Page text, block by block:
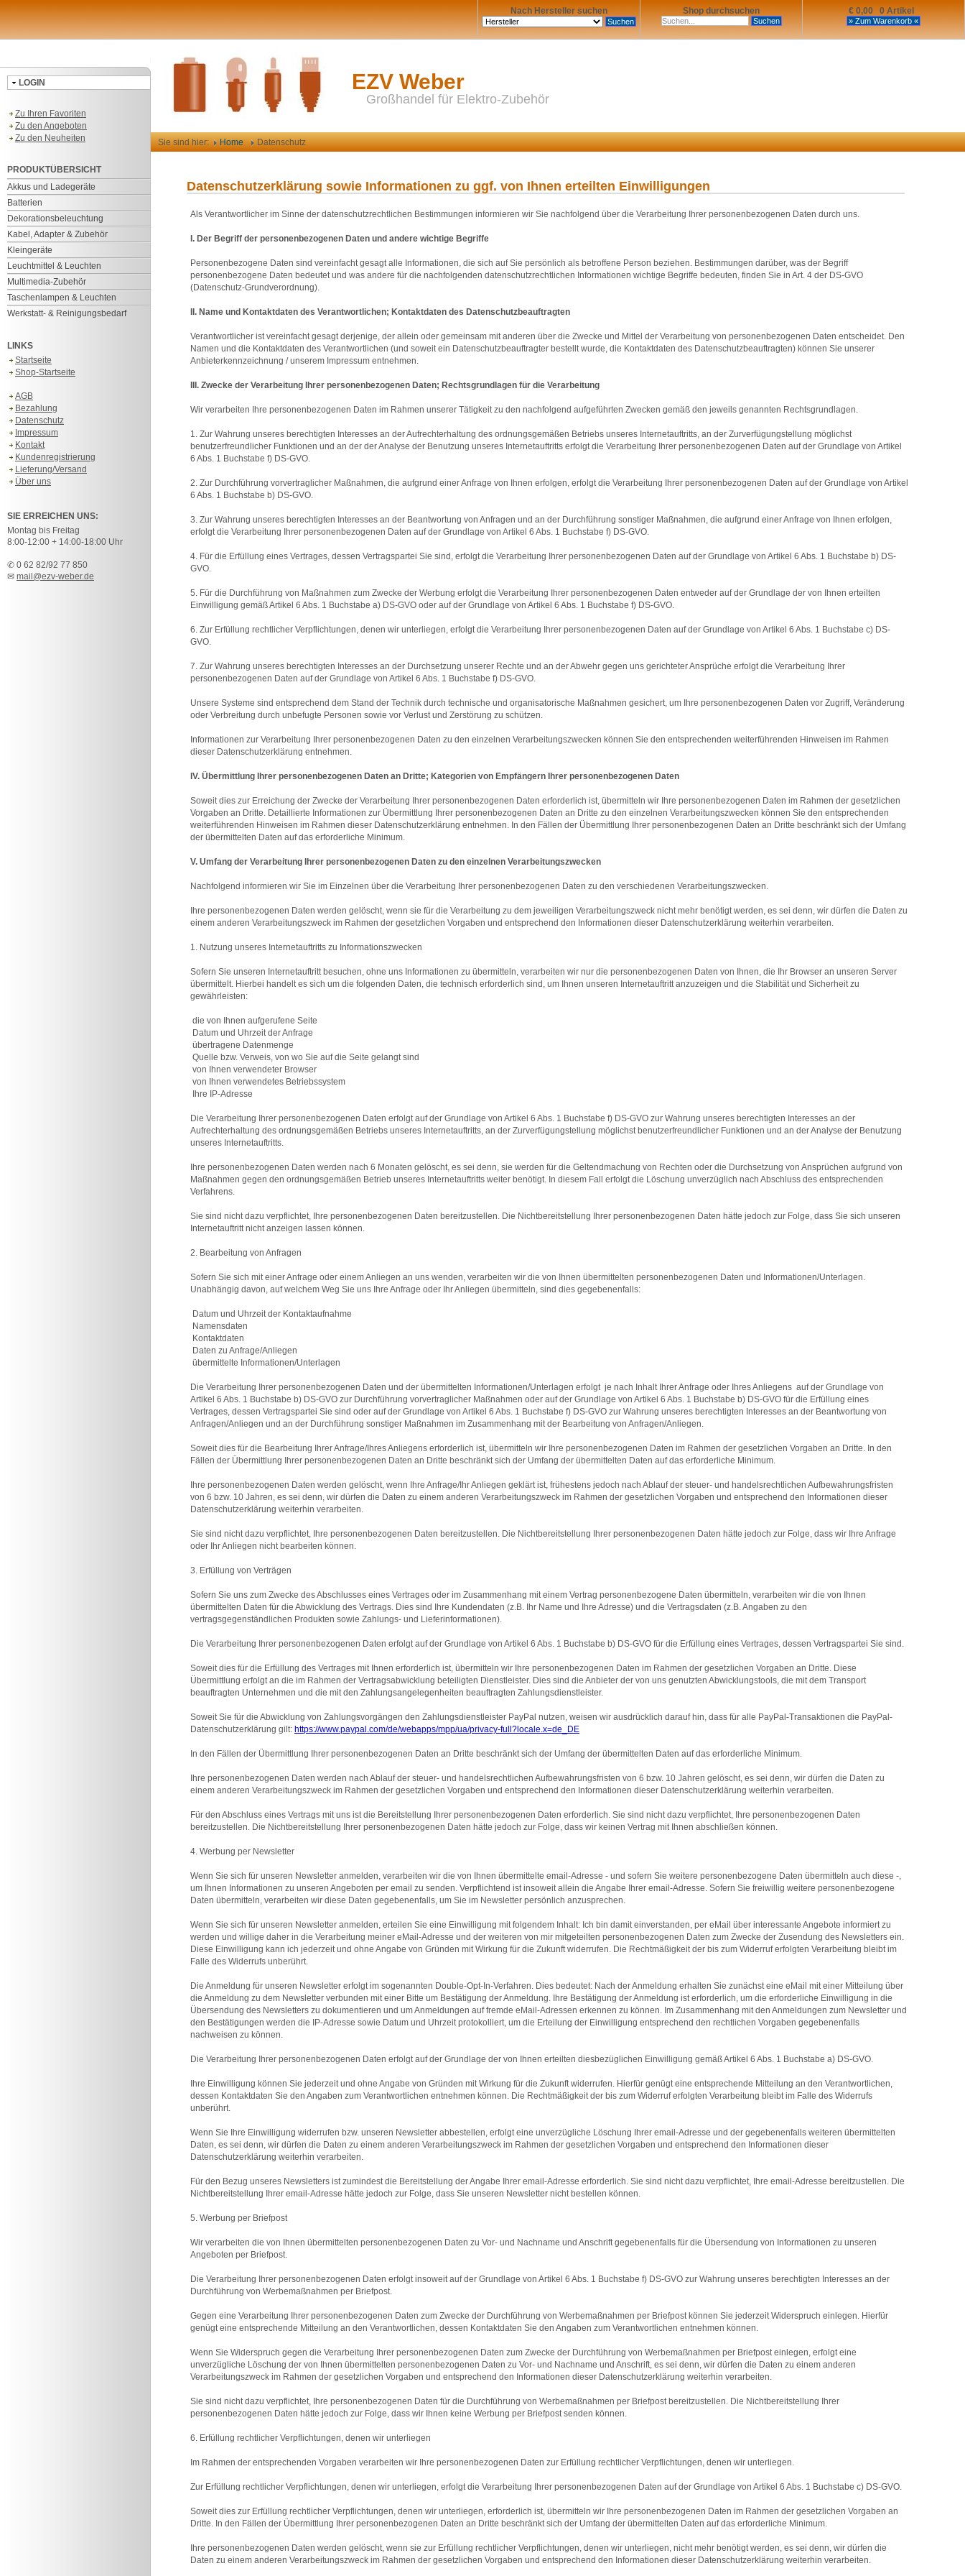
€ 0,00 0 Artikel
Shop durchsuchen
Nach Hersteller suchen
LOGIN
Zu Ihren Favoriten
Zu den Angeboten
Zu den Neuheiten
PRODUKTÜBERSICHT
Akkus und Ladegeräte
Batterien
Dekorationsbeleuchtung
Kabel, Adapter & Zubehör
Kleingeräte
Leuchtmittel & Leuchten
Multimedia-Zubehör
Taschenlampen & Leuchten
Werkstatt- & Reinigungsbedarf
LINKS
Startseite
Shop-Startseite
AGB
Bezahlung
Datenschutz
Impressum
Kontakt
Kundenregistrierung
Lieferung/Versand
Über uns
SIE ERREICHEN UNS:
Montag bis Freitag
8:00-12:00 + 14:00-18:00 Uhr
✆ 0 62 82/92 77 850
✉ mail@ezv-weber.de
EZV Weber
Großhandel für Elektro-Zubehör
Sie sind hier: Home Datenschutz
Datenschutzerklärung sowie Informationen zu ggf. von Ihnen erteilten Einwilligungen
Als Verantwortlicher im Sinne der datenschutzrechtlichen Bestimmungen informieren wir Sie nachfolgend über die Verarbeitung Ihrer personenbezogenen Daten durch uns.
I. Der Begriff der personenbezogenen Daten und andere wichtige Begriffe
Personenbezogene Daten sind vereinfacht gesagt alle Informationen, die sich auf Sie persönlich als betroffene Person beziehen. Bestimmungen darüber, was der Begriff
personenbezogene Daten bedeutet und was andere für die nachfolgenden datenschutzrechtlichen Informationen wichtige Begriffe bedeuten, finden Sie in Art. 4 der DS-GVO
(Datenschutz-Grundverordnung).
II. Name und Kontaktdaten des Verantwortlichen; Kontaktdaten des Datenschutzbeauftragten
Verantwortlicher ist vereinfacht gesagt derjenige, der allein oder gemeinsam mit anderen über die Zwecke und Mittel der Verarbeitung von personenbezogenen Daten entscheidet. Den
Namen und die Kontaktdaten des Verantwortlichen (und soweit ein Datenschutzbeauftragter bestellt wurde, die Kontaktdaten des Datenschutzbeauftragten) können Sie unserer
Anbieterkennzeichnung / unserem Impressum entnehmen.
III. Zwecke der Verarbeitung Ihrer personenbezogenen Daten; Rechtsgrundlagen für die Verarbeitung
Wir verarbeiten Ihre personenbezogenen Daten im Rahmen unserer Tätigkeit zu den nachfolgend aufgeführten Zwecken gemäß den jeweils genannten Rechtsgrundlagen.
1. Zur Wahrung unseres berechtigten Interesses an der Aufrechterhaltung des ordnungsgemäßen Betriebs unseres Internetauftritts, an der Zurverfügungstellung möglichst
benutzerfreundlicher Funktionen und an der der Analyse der Benutzung unseres Internetauftritts erfolgt die Verarbeitung Ihrer personenbezogenen Daten auf der Grundlage von Artikel
6 Abs. 1 Buchstabe f) DS-GVO.
2. Zur Durchführung vorvertraglicher Maßnahmen, die aufgrund einer Anfrage von Ihnen erfolgen, erfolgt die Verarbeitung Ihrer personenbezogenen Daten auf der Grundlage von Artikel
6 Abs. 1 Buchstabe b) DS-GVO.
3. Zur Wahrung unseres berechtigten Interesses an der Beantwortung von Anfragen und an der Durchführung sonstiger Maßnahmen, die aufgrund einer Anfrage von Ihnen erfolgen,
erfolgt die Verarbeitung Ihrer personenbezogenen Daten auf der Grundlage von Artikel 6 Abs. 1 Buchstabe f) DS-GVO.
4. Für die Erfüllung eines Vertrages, dessen Vertragspartei Sie sind, erfolgt die Verarbeitung Ihrer personenbezogenen Daten auf der Grundlage von Artikel 6 Abs. 1 Buchstabe b) DS-
GVO.
5. Für die Durchführung von Maßnahmen zum Zwecke der Werbung erfolgt die Verarbeitung Ihrer personenbezogenen Daten entweder auf der Grundlage der von Ihnen erteilten
Einwilligung gemäß Artikel 6 Abs. 1 Buchstabe a) DS-GVO oder auf der Grundlage von Artikel 6 Abs. 1 Buchstabe f) DS-GVO.
6. Zur Erfüllung rechtlicher Verpflichtungen, denen wir unterliegen, erfolgt die Verarbeitung Ihrer personenbezogenen Daten auf der Grundlage von Artikel 6 Abs. 1 Buchstabe c) DS-
GVO.
7. Zur Wahrung unseres berechtigten Interesses an der Durchsetzung unserer Rechte und an der Abwehr gegen uns gerichteter Ansprüche erfolgt die Verarbeitung Ihrer
personenbezogenen Daten auf der Grundlage von Artikel 6 Abs. 1 Buchstabe f) DS-GVO.
Unsere Systeme sind entsprechend dem Stand der Technik durch technische und organisatorische Maßnahmen gesichert, um Ihre personenbezogenen Daten vor Zugriff, Veränderung
oder Verbreitung durch unbefugte Personen sowie vor Verlust und Zerstörung zu schützen.
Informationen zur Verarbeitung Ihrer personenbezogenen Daten zu den einzelnen Verarbeitungszwecken können Sie den entsprechenden weiterführenden Hinweisen im Rahmen
dieser Datenschutzerklärung entnehmen.
IV. Übermittlung Ihrer personenbezogenen Daten an Dritte; Kategorien von Empfängern Ihrer personenbezogenen Daten
Soweit dies zur Erreichung der Zwecke der Verarbeitung Ihrer personenbezogenen Daten erforderlich ist, übermitteln wir Ihre personenbezogenen Daten im Rahmen der gesetzlichen
Vorgaben an Dritte. Detaillierte Informationen zur Übermittlung Ihrer personenbezogenen Daten an Dritte zu den einzelnen Verarbeitungszwecken können Sie den entsprechenden
weiterführenden Hinweisen im Rahmen dieser Datenschutzerklärung entnehmen. In den Fällen der Übermittlung Ihrer personenbezogenen Daten an Dritte beschränkt sich der Umfang
der übermittelten Daten auf das erforderliche Minimum.
V. Umfang der Verarbeitung Ihrer personenbezogenen Daten zu den einzelnen Verarbeitungszwecken
Nachfolgend informieren wir Sie im Einzelnen über die Verarbeitung Ihrer personenbezogenen Daten zu den verschiedenen Verarbeitungszwecken.
Ihre personenbezogenen Daten werden gelöscht, wenn sie für die Verarbeitung zu dem jeweiligen Verarbeitungszweck nicht mehr benötigt werden, es sei denn, wir dürfen die Daten zu
einem anderen Verarbeitungszweck im Rahmen der gesetzlichen Vorgaben und entsprechend den Informationen dieser Datenschutzerklärung weiterhin verarbeiten.
1. Nutzung unseres Internetauftritts zu Informationszwecken
Sofern Sie unseren Internetauftritt besuchen, ohne uns Informationen zu übermitteln, verarbeiten wir nur die personenbezogenen Daten von Ihnen, die Ihr Browser an unseren Server
übermittelt. Hierbei handelt es sich um die folgenden Daten, die technisch erforderlich sind, um Ihnen unseren Internetauftritt anzuzeigen und die Stabilität und Sicherheit zu
gewährleisten:
 die von Ihnen aufgerufene Seite
 Datum und Uhrzeit der Anfrage
 übertragene Datenmenge
 Quelle bzw. Verweis, von wo Sie auf die Seite gelangt sind
 von Ihnen verwendeter Browser
 von Ihnen verwendetes Betriebssystem
 Ihre IP-Adresse
Die Verarbeitung Ihrer personenbezogenen Daten erfolgt auf der Grundlage von Artikel 6 Abs. 1 Buchstabe f) DS-GVO zur Wahrung unseres berechtigten Interesses an der
Aufrechterhaltung des ordnungsgemäßen Betriebs unseres Internetauftritts, an der Zurverfügungstellung möglichst benutzerfreundlicher Funktionen und an der Analyse der Benutzung
unseres Internetauftritts.
Ihre personenbezogenen Daten werden nach 6 Monaten gelöscht, es sei denn, sie werden für die Geltendmachung von Rechten oder die Durchsetzung von Ansprüchen aufgrund von
Maßnahmen gegen den ordnungsgemäßen Betrieb unseres Internetauftritts weiter benötigt. In diesem Fall erfolgt die Löschung unverzüglich nach Abschluss des entsprechenden
Verfahrens.
Sie sind nicht dazu verpflichtet, Ihre personenbezogenen Daten bereitzustellen. Die Nichtbereitstellung Ihrer personenbezogenen Daten hätte jedoch zur Folge, dass Sie sich unseren
Internetauftritt nicht anzeigen lassen können.
2. Bearbeitung von Anfragen
Sofern Sie sich mit einer Anfrage oder einem Anliegen an uns wenden, verarbeiten wir die von Ihnen übermittelten personenbezogenen Daten und Informationen/Unterlagen.
Unabhängig davon, auf welchem Weg Sie uns Ihre Anfrage oder Ihr Anliegen übermitteln, sind dies gegebenenfalls:
 Datum und Uhrzeit der Kontaktaufnahme
 Namensdaten
 Kontaktdaten
 Daten zu Anfrage/Anliegen
 übermittelte Informationen/Unterlagen
Die Verarbeitung Ihrer personenbezogenen Daten und der übermittelten Informationen/Unterlagen erfolgt  je nach Inhalt Ihrer Anfrage oder Ihres Anliegens  auf der Grundlage von
Artikel 6 Abs. 1 Buchstabe b) DS-GVO zur Durchführung vorvertraglicher Maßnahmen oder auf der Grundlage von Artikel 6 Abs. 1 Buchstabe b) DS-GVO für die Erfüllung eines
Vertrages, dessen Vertragspartei Sie sind oder auf der Grundlage von Artikel 6 Abs. 1 Buchstabe f) DS-GVO zur Wahrung unseres berechtigten Interesses an der Beantwortung von
Anfragen/Anliegen und an der Durchführung sonstiger Maßnahmen im Zusammenhang mit der Bearbeitung von Anfragen/Anliegen.
Soweit dies für die Bearbeitung Ihrer Anfrage/Ihres Anliegens erforderlich ist, übermitteln wir Ihre personenbezogenen Daten im Rahmen der gesetzlichen Vorgaben an Dritte. In den
Fällen der Übermittlung Ihrer personenbezogenen Daten an Dritte beschränkt sich der Umfang der übermittelten Daten auf das erforderliche Minimum.
Ihre personenbezogenen Daten werden gelöscht, wenn Ihre Anfrage/Ihr Anliegen geklärt ist, frühestens jedoch nach Ablauf der steuer- und handelsrechtlichen Aufbewahrungsfristen
von 6 bzw. 10 Jahren, es sei denn, wir dürfen die Daten zu einem anderen Verarbeitungszweck im Rahmen der gesetzlichen Vorgaben und entsprechend den Informationen dieser
Datenschutzerklärung weiterhin verarbeiten.
Sie sind nicht dazu verpflichtet, Ihre personenbezogenen Daten bereitzustellen. Die Nichtbereitstellung Ihrer personenbezogenen Daten hätte jedoch zur Folge, dass wir Ihre Anfrage
oder Ihr Anliegen nicht bearbeiten können.
3. Erfüllung von Verträgen
Sofern Sie uns zum Zwecke des Abschlusses eines Vertrages oder im Zusammenhang mit einem Vertrag personenbezogene Daten übermitteln, verarbeiten wir die von Ihnen
übermittelten Daten für die Abwicklung des Vertrags. Dies sind Ihre Kundendaten (z.B. Ihr Name und Ihre Adresse) und die Vertragsdaten (z.B. Angaben zu den
vertragsgegenständlichen Produkten sowie Zahlungs- und Lieferinformationen).
Die Verarbeitung Ihrer personenbezogenen Daten erfolgt auf der Grundlage von Artikel 6 Abs. 1 Buchstabe b) DS-GVO für die Erfüllung eines Vertrages, dessen Vertragspartei Sie sind.
Soweit dies für die Erfüllung des Vertrages mit Ihnen erforderlich ist, übermitteln wir Ihre personenbezogenen Daten im Rahmen der gesetzlichen Vorgaben an Dritte. Diese
Übermittlung erfolgt an die im Rahmen der Vertragsabwicklung beteiligten Dienstleister. Dies sind die Anbieter der von uns genutzten Abwicklungstools, die mit dem Transport
beauftragten Unternehmen und die mit den Zahlungsangelegenheiten beauftragten Zahlungsdienstleister.
Soweit Sie für die Abwicklung von Zahlungsvorgängen den Zahlungsdienstleister PayPal nutzen, weisen wir ausdrücklich darauf hin, dass für alle PayPal-Transaktionen die PayPal-
Datenschutzerklärung gilt: https://www.paypal.com/de/webapps/mpp/ua/privacy-full?locale.x=de_DE
In den Fällen der Übermittlung Ihrer personenbezogenen Daten an Dritte beschränkt sich der Umfang der übermittelten Daten auf das erforderliche Minimum.
Ihre personenbezogenen Daten werden nach Ablauf der steuer- und handelsrechtlichen Aufbewahrungsfristen von 6 bzw. 10 Jahren gelöscht, es sei denn, wir dürfen die Daten zu
einem anderen Verarbeitungszweck im Rahmen der gesetzlichen Vorgaben und entsprechend den Informationen dieser Datenschutzerklärung weiterhin verarbeiten.
Für den Abschluss eines Vertrags mit uns ist die Bereitstellung Ihrer personenbezogenen Daten erforderlich. Sie sind nicht dazu verpflichtet, Ihre personenbezogenen Daten
bereitzustellen. Die Nichtbereitstellung Ihrer personenbezogenen Daten hätte jedoch zur Folge, dass wir keinen Vertrag mit Ihnen abschließen können.
4. Werbung per Newsletter
Wenn Sie sich für unseren Newsletter anmelden, verarbeiten wir die von Ihnen übermittelte email-Adresse - und sofern Sie weitere personenbezogene Daten übermitteln auch diese -,
um Ihnen Informationen zu unseren Angeboten per email zu senden. Verpflichtend ist insoweit allein die Angabe Ihrer email-Adresse. Sofern Sie freiwillig weitere personenbezogene
Daten übermitteln, verarbeiten wir diese Daten gegebenenfalls, um Sie im Newsletter persönlich anzusprechen.
Wenn Sie sich für unseren Newsletter anmelden, erteilen Sie eine Einwilligung mit folgendem Inhalt: Ich bin damit einverstanden, per eMail über interessante Angebote informiert zu
werden und willige daher in die Verarbeitung meiner eMail-Adresse und der weiteren von mir mitgeteilten personenbezogenen Daten zum Zwecke der Zusendung des Newsletters ein.
Diese Einwilligung kann ich jederzeit und ohne Angabe von Gründen mit Wirkung für die Zukunft widerrufen. Die Rechtmäßigkeit der bis zum Widerruf erfolgten Verarbeitung bleibt im
Falle des Widerrufs unberührt.
Die Anmeldung für unseren Newsletter erfolgt im sogenannten Double-Opt-In-Verfahren. Dies bedeutet: Nach der Anmeldung erhalten Sie zunächst eine eMail mit einer Mitteilung über
die Anmeldung zu dem Newsletter verbunden mit einer Bitte um Bestätigung der Anmeldung. Ihre Bestätigung der Anmeldung ist erforderlich, um die erforderliche Einwilligung in die
Übersendung des Newsletters zu dokumentieren und um Anmeldungen auf fremde eMail-Adressen erkennen zu können. Im Zusammenhang mit den Anmeldungen zum Newsletter und
den Bestätigungen werden die IP-Adresse sowie Datum und Uhrzeit protokolliert, um die Erteilung der Einwilligung entsprechend den rechtlichen Vorgaben gegebenenfalls
nachweisen zu können.
Die Verarbeitung Ihrer personenbezogenen Daten erfolgt auf der Grundlage der von Ihnen erteilten diesbezüglichen Einwilligung gemäß Artikel 6 Abs. 1 Buchstabe a) DS-GVO.
Ihre Einwilligung können Sie jederzeit und ohne Angabe von Gründen mit Wirkung für die Zukunft widerrufen. Hierfür genügt eine entsprechende Mitteilung an den Verantwortlichen,
dessen Kontaktdaten Sie den Angaben zum Verantwortlichen entnehmen können. Die Rechtmäßigkeit der bis zum Widerruf erfolgten Verarbeitung bleibt im Falle des Widerrufs
unberührt.
Wenn Sie Ihre Einwilligung widerrufen bzw. unseren Newsletter abbestellen, erfolgt eine unverzügliche Löschung Ihrer email-Adresse und der gegebenenfalls weiteren übermittelten
Daten, es sei denn, wir dürfen die Daten zu einem anderen Verarbeitungszweck im Rahmen der gesetzlichen Vorgaben und entsprechend den Informationen dieser
Datenschutzerklärung weiterhin verarbeiten.
Für den Bezug unseres Newsletters ist zumindest die Bereitstellung der Angabe Ihrer email-Adresse erforderlich. Sie sind nicht dazu verpflichtet, Ihre email-Adresse bereitzustellen. Die
Nichtbereitstellung Ihrer email-Adresse hätte jedoch zur Folge, dass Sie unseren Newsletter nicht bestellen können.
5. Werbung per Briefpost
Wir verarbeiten die von Ihnen übermittelten personenbezogenen Daten zu Vor- und Nachname und Anschrift gegebenenfalls für die Übersendung von Informationen zu unseren
Angeboten per Briefpost.
Die Verarbeitung Ihrer personenbezogenen Daten erfolgt insoweit auf der Grundlage von Artikel 6 Abs. 1 Buchstabe f) DS-GVO zur Wahrung unseres berechtigten Interesses an der
Durchführung von Werbemaßnahmen per Briefpost.
Gegen eine Verarbeitung Ihrer personenbezogenen Daten zum Zwecke der Durchführung von Werbemaßnahmen per Briefpost können Sie jederzeit Widerspruch einlegen. Hierfür
genügt eine entsprechende Mitteilung an den Verantwortlichen, dessen Kontaktdaten Sie den Angaben zum Verantwortlichen entnehmen können.
Wenn Sie Widerspruch gegen die Verarbeitung Ihrer personenbezogenen Daten zum Zwecke der Durchführung von Werbemaßnahmen per Briefpost einlegen, erfolgt eine
unverzügliche Löschung der von Ihnen übermittelten personenbezogenen Daten zu Vor- und Nachname und Anschrift, es sei denn, wir dürfen die Daten zu einem anderen
Verarbeitungszweck im Rahmen der gesetzlichen Vorgaben und entsprechend den Informationen dieser Datenschutzerklärung weiterhin verarbeiten.
Sie sind nicht dazu verpflichtet, Ihre personenbezogenen Daten für die Durchführung von Werbemaßnahmen per Briefpost bereitzustellen. Die Nichtbereitstellung Ihrer
personenbezogenen Daten hätte jedoch zur Folge, dass wir Ihnen keine Werbung per Briefpost senden können.
6. Erfüllung rechtlicher Verpflichtungen, denen wir unterliegen
Im Rahmen der entsprechenden Vorgaben verarbeiten wir Ihre personenbezogenen Daten zur Erfüllung rechtlicher Verpflichtungen, denen wir unterliegen.
Zur Erfüllung rechtlicher Verpflichtungen, denen wir unterliegen, erfolgt die Verarbeitung Ihrer personenbezogenen Daten auf der Grundlage von Artikel 6 Abs. 1 Buchstabe c) DS-GVO.
Soweit dies zur Erfüllung rechtlicher Verpflichtungen, denen wir unterliegen, erforderlich ist, übermitteln wir Ihre personenbezogenen Daten im Rahmen der gesetzlichen Vorgaben an
Dritte. In den Fällen der Übermittlung Ihrer personenbezogenen Daten an Dritte beschränkt sich der Umfang der übermittelten Daten auf das erforderliche Minimum.
Ihre personenbezogenen Daten werden gelöscht, wenn sie zur Erfüllung rechtlicher Verpflichtungen, denen wir unterliegen, nicht mehr benötigt werden, es sei denn, wir dürfen die
Daten zu einem anderen Verarbeitungszweck im Rahmen der gesetzlichen Vorgaben und entsprechend den Informationen dieser Datenschutzerklärung weiterhin verarbeiten.